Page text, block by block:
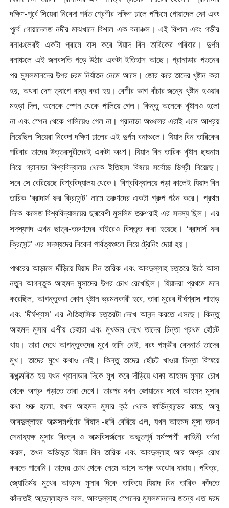
দক্ষিণ-পূর্বে সিয়েরা নিবেদা পর্বত শ্রেণীর দক্ষিণ ঢালে পশ্চিমে গোয়াদেল ফো এবং
পূর্বে গোয়াদেলজ নদীর মাঝখানে বিশাল এক বনাঞ্চল। এই বিশাল এবং গভীর
বনাঞ্চলেরই একটা গ্রামে বাস করে যিয়াদ বিন তারিকের পরিবার। দুর্গম
বনাঞ্চলে এই জনবসতি গড়ে উঠার একটা ইতিহাস আছে। গ্রানাডার পতনের
পর মুসলমানদের উপর চরম নির্যাতন নেমে আসে। জোর করে তাদের খৃষ্টান করা
হয়, অথবা দেশ ত্যাগে বাধ্য করা হয়। বেশীর ভাগ বাঁচার জন্যে খৃষ্টান হওয়ার
মহড়া দিল, অনেকে স্পেন থেকে পালিয়ে গেল। কিন্তু অনেকে খৃষ্টানও হলো
না এবং স্পেন থেকে পালিয়েও গেল না। গ্রানাডা অঞ্চলের এরাই এসে আশ্রয়
নিয়েছিল সিয়েরা নিবেদা দক্ষিণ ঢালের এই দুর্গম বনাঞ্চলে। যিয়াদ বিন তারিকের
পরিবার তাদের উত্তরসুরীদেরই একটা অংশ। যিয়াদ বিন তারিক খৃষ্টান ছদ্মনাম
নিয়ে গ্রানাডা বিশ্ববিদ্যালয় থেকে ইতিহাস বিষয়ে সর্বোচ্চ ডিগ্রী নিয়েছে।
সবে সে বেরিয়েছে বিশ্ববিদ্যালয় থেকে। বিশ্ববিদ্যালয়ে পড়া কালেই যিয়াদ বিন
তারিক ‘ব্রাদার্স ফর ক্রিসেন্ট’ নামে তরুণদের একটা গ্রুপ গঠন করে। প্রথম
দিকে কলেজ বিশ্ববিদ্যালয়ের ছদ্মবেশী মুসলিম তরুণরাই এর সদস্য ছিল। এর
সদস্যপদ এখন ছাত্র-তরুণদের বাইরেও বিস্তৃত করা হয়েছে। ‘ব্রাদার্স ফর
ক্রিসেন্ট’ এর সদস্যদের নিবেদা পার্বত্যঞ্চলে নিয়ে ট্রেনিং দেয়া হয়।
পাথরের আড়ালে দাঁড়িয়ে যিয়াদ বিন তারিক এবং আবদুল্লাহ চত্তরে উঠে আসা
নতুন আগন্তুক আহমদ মুসাদের উপর চোখ রেখেছিল। যিয়াদরা প্রথমে মনে
করেছিল, আগন্তুকরা কোন খৃষ্টান ভ্রমনকারী হবে, তারা মুরের দীর্ঘশ্বাস পাহাড়
এবং ‘দীর্ঘশ্বাস’ এর ঐতিহাসিক চত্তরটা দেখে আনন্দ করতে এসছে। কিন্তু
আহমদ মুসার এশীয় চেহারা এবং মুখভাব দেখে তাদের চিন্তা প্রথম হোঁচট
খায়। তারা দেখে আগন্তুকদের মুখে হাসি নেই, বরং গম্ভীর বেদনার্ত তাদের
মুখ। তাদের মুখে কথাও নেই। কিন্তু তাদের হোঁচট খাওয়া চিন্তা বিস্ময়ে
রূপান্ত্মরিত হয় যখন গ্রানাডার দিকে মুখ করে দাঁড়িয়ে থাকা আহমদ মুসার চোখ
থেকে অশ্রু গড়াতে তারা দেখে। তারপর যখন জোয়ানের সাথে আহমদ মুসার
কথা শুরু হলো, যখন আহমদ মুসার কন্ঠ থেকে ফার্ডিন্যান্ডের কাছে আবু
আবদুল্লাহর আত্মসমর্পণের বিষাদ -ছবি বেরিয়ে এল, যখন আহমদ মুসা তরুণ
সেনাধ্যক্ষ মুসার বিরত্ব ও আত্মবিসর্জনের অভূতপূর্ব মর্মস্পর্শী কাহিনী বর্ণনা
করল, তখন অভিভূত যিয়াদ বিন তারিক এবং আবদুল্লাহ আর অশ্রু রোধ
করতে পারেনি। তাদের চোখ থেকে নেমে আসে অশ্রু অঝোর ধারায়। পবিত্র,
জ্যোতির্ময় মুখের আহমদ মুসার দিকে তাকিয়ে যিয়াদ বিন তারিক কাঁদতে
কাঁদতেই আব্দুল্লাহকে বলে, আবদুল্লাহ স্পেনের মুসলমানদের জন্যে এত দরদ